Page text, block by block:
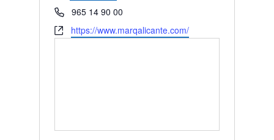
Teléfono965 14 90 00
Websitehttps://www.marqalicante.com/